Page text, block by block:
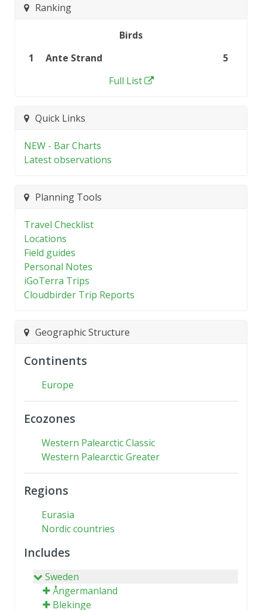
Ranking
Birds
1
Ante Strand
5
Full List
Quick Links
NEW - Bar Charts
Latest observations
Planning Tools
Travel Checklist
Locations
Field guides
Personal Notes
iGoTerra Trips
Cloudbirder Trip Reports
Geographic Structure
Continents
Europe
Ecozones
Western Palearctic Classic
Western Palearctic Greater
Regions
Eurasia
Nordic countries
Includes
Sweden
Ångermanland
Blekinge